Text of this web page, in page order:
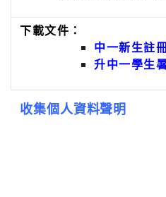
下載文件：
中一新生註
升中一學生
收集個人資料聲明